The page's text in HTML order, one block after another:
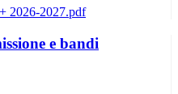
e bandi